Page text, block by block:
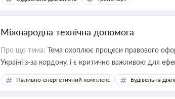
Міжнародна технічна допомога
Про що тема: Тема охоплює процеси правового
Україні з-за кордону, і є критично важливою для
інфраструктурних проєктів
Паливно-енергетичний комплекс Будівельна